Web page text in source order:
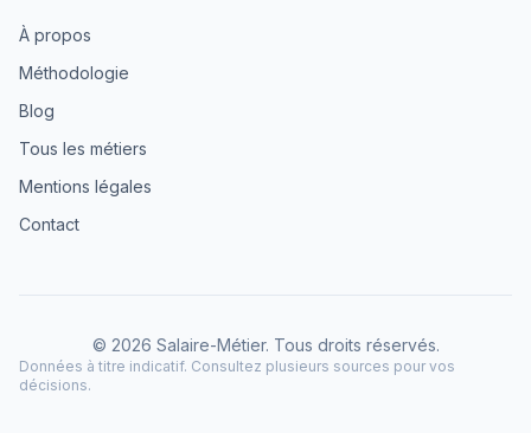
À propos
Méthodologie
Blog
Tous les métiers
Mentions légales
Contact
© 2026 Salaire-Métier. Tous droits réservés.
Données à titre indicatif. Consultez plusieurs sources pour vos
décisions.